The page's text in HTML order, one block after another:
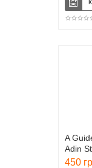
A
Adin
450